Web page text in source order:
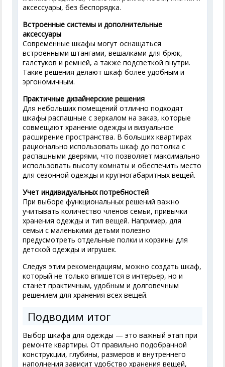
аксессуары, без беспорядка.
Встроенные системы и дополнительные
аксессуары
Современные шкафы могут оснащаться
встроенными штангами, вешалками для брюк,
галстуков и ремней, а также подсветкой внутри.
Такие решения делают шкаф более удобным и
эргономичным.
Практичные дизайнерские решения
Для небольших помещений отлично подходят
шкафы распашные с зеркалом на заказ, которые
совмещают хранение одежды и визуальное
расширение пространства. В больших квартирах
рационально использовать шкаф до потолка с
распашными дверями, что позволяет максимально
использовать высоту комнаты и обеспечить место
для сезонной одежды и крупногабаритных вещей.
Учет индивидуальных потребностей
При выборе функциональных решений важно
учитывать количество членов семьи, привычки
хранения одежды и тип вещей. Например, для
семьи с маленькими детьми полезно
предусмотреть отдельные полки и корзины для
детской одежды и игрушек.
Следуя этим рекомендациям, можно создать шкаф,
который не только впишется в интерьер, но и
станет практичным, удобным и долговечным
решением для хранения всех вещей.
Подводим итог
Выбор шкафа для одежды — это важный этап при
ремонте квартиры. От правильно подобранной
конструкции, глубины, размеров и внутреннего
наполнения зависит удобство хранения вещей,